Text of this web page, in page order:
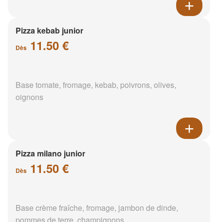
Pizza kebab junior
Dès 11.50 €
Base tomate, fromage, kebab, poivrons, olives,
oignons
Pizza milano junior
Dès 11.50 €
Base crème fraîche, fromage, jambon de dinde,
pommes de terre, champignons